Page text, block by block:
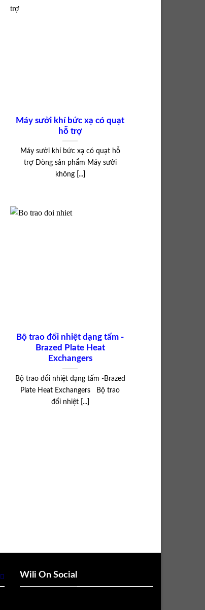
Máy sưởi khí bức xạ có quạt
hỗ trợ
Máy sưởi khí bức xạ có quạt hỗ
trợ Dòng sản phẩm Máy sưởi
không [...]
Bộ trao đổi nhiệt dạng tấm -
Brazed Plate Heat
Exchangers
Bộ trao đổi nhiệt dạng tấm -Brazed
Plate Heat Exchangers Bộ trao
đổi nhiệt [...]
Wili On Social